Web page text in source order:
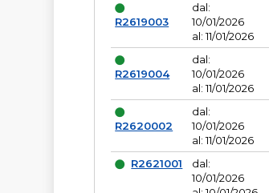
R2619003
dal:
10/01/2026
al: 11/01/2026
R2619004
dal:
10/01/2026
al: 11/01/2026
R2620002
dal:
10/01/2026
al: 11/01/2026
R2621001
dal:
10/01/2026